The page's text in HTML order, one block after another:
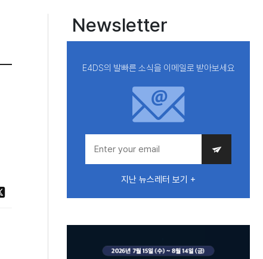
Newsletter
E4DS의 발빠른 소식을 이메일로 받아보세요
지난 뉴스레터 보기 +